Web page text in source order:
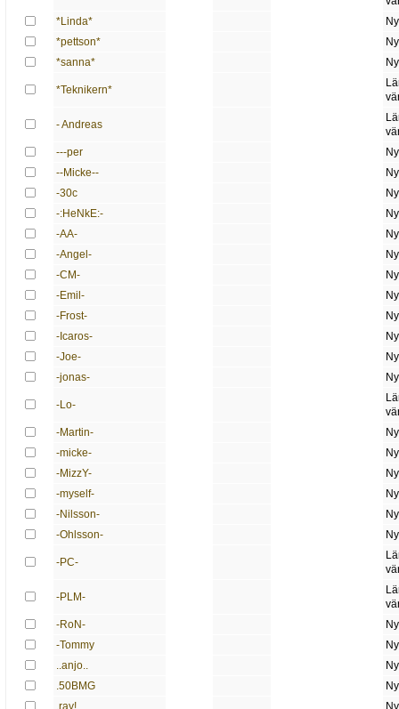
*Linda*
*pettson*
*sanna*
*Teknikern*
- Andreas
---per
--Micke--
-30c
-:HeNkE:-
-AA-
-Angel-
-CM-
-Emil-
-Frost-
-Icaros-
-Joe-
-jonas-
-Lo-
-Martin-
-micke-
-MizzY-
-myself-
-Nilsson-
-Ohlsson-
-PC-
-PLM-
-RoN-
-Tommy
..anjo..
.50BMG
.ray!